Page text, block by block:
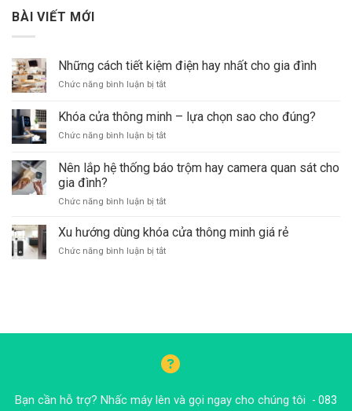
BÀI VIẾT MỚI
Những cách tiết kiệm điện hay nhất cho gia đình
Chức năng bình luận bị tắtở
cách
tiết
kiệm
hay
gia
Khóa cửa thông minh – lựa chọn sao cho đúng?
Chức năng bình luận bị tắtở
cửa
thông
–
chọn
cho
Nên lắp hệ thống báo trộm hay camera quan sát cho
gia đình?
Chức năng bình luận bị tắtở
lắp
thống
sát
gia
đình?
Xu hướng dùng khóa cửa thông minh giá rẻ
Chức năng bình luận bị tắtở
giá
rẻ
Bạn cần hỗ trợ? Nhấc máy lên và gọi ngay cho chúng tôi
- 083